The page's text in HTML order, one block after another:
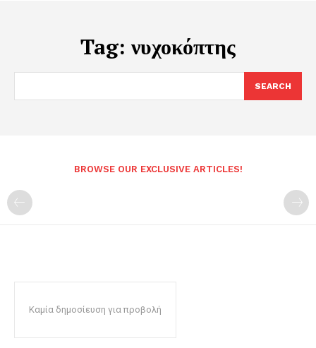
Tag: νυχοκόπτης
SEARCH
BROWSE OUR EXCLUSIVE ARTICLES!
Καμία δημοσίευση για προβολή